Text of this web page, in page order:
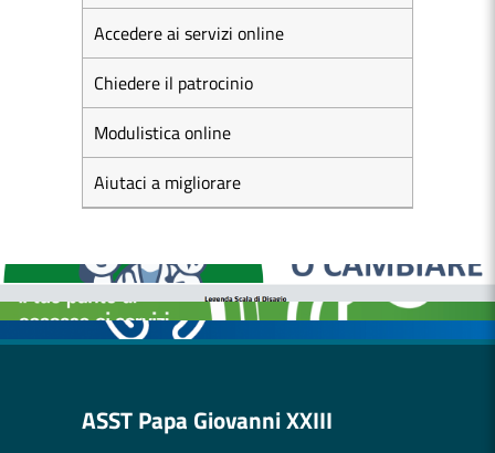
Accedere ai servizi online
Chiedere il patrocinio
Modulistica online
Aiutaci a migliorare
BOLLETTINI DISAGIO DA CALORE
CASE DI COMUNITÀ
OSPEDALE DI COMUNITÀ
ASST Papa Giovanni XXIII